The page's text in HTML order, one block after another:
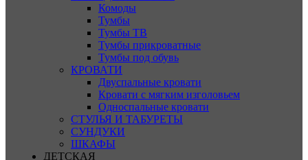
Комоды
Тумбы
Тумбы ТВ
Тумбы прикроватные
Тумбы под обувь
КРОВАТИ
Двуспальные кровати
Кровати с мягким изголовьем
Односпальные кровати
СТУЛЬЯ И ТАБУРЕТЫ
СУНДУКИ
ШКАФЫ
ДЕТСКАЯ